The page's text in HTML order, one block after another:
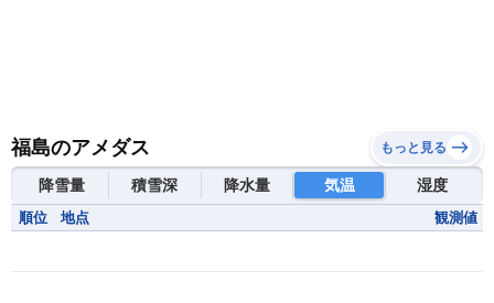
福島のアメダス もっと見る
降雪量 積雪深 降水量 気温 湿度
順位 地点 観測値